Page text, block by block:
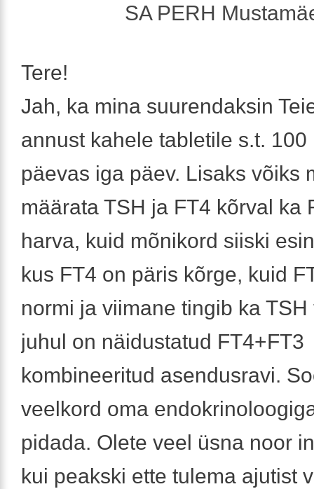
SA PERH
Tere!
Jah, ka mina suurendaksin
annust kahele tabletile s.t. 100
päevas iga päev. Lisaks võiks
määrata TSH ja FT4 kõrval ka
harva, kuid mõnikord siiski
kus FT4 on päris kõrge, kuid
normi ja viimane tingib ka
juhul on näidustatud FT4+FT3
kombineeritud asendusravi.
veelkord oma
pidada. Olete veel üsna noor
kui peakski ette tulema ajutist